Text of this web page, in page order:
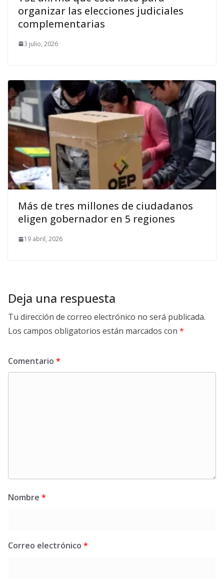
organizar las elecciones judiciales
complementarias
3 julio, 2026
Más de tres millones de ciudadanos
eligen gobernador en 5 regiones
19 abril, 2026
Deja una respuesta
Tu dirección de correo electrónico no será publicada.
Los campos obligatorios están marcados con *
Comentario *
Nombre *
Correo electrónico *